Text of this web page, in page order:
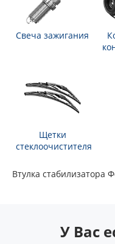
Свеча зажигания
Щетки
стеклоочистителя
Втулка стабилизатора
У Вас